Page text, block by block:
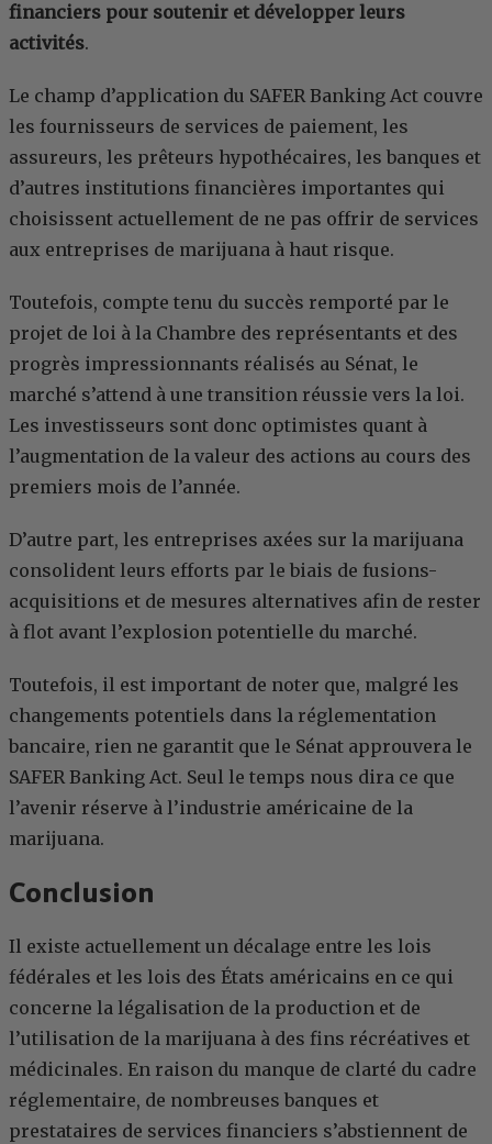
financiers pour soutenir et développer leurs
activités.
Le champ d’application du SAFER Banking Act couvre
les fournisseurs de services de paiement, les
assureurs, les prêteurs hypothécaires, les banques et
d’autres institutions financières importantes qui
choisissent actuellement de ne pas offrir de services
aux entreprises de marijuana à haut risque.
Toutefois, compte tenu du succès remporté par le
projet de loi à la Chambre des représentants et des
progrès impressionnants réalisés au Sénat, le
marché s’attend à une transition réussie vers la loi.
Les investisseurs sont donc optimistes quant à
l’augmentation de la valeur des actions au cours des
premiers mois de l’année.
D’autre part, les entreprises axées sur la marijuana
consolident leurs efforts par le biais de fusions-
acquisitions et de mesures alternatives afin de rester
à flot avant l’explosion potentielle du marché.
Toutefois, il est important de noter que, malgré les
changements potentiels dans la réglementation
bancaire, rien ne garantit que le Sénat approuvera le
SAFER Banking Act. Seul le temps nous dira ce que
l’avenir réserve à l’industrie américaine de la
marijuana.
Conclusion
Il existe actuellement un décalage entre les lois
fédérales et les lois des États américains en ce qui
concerne la légalisation de la production et de
l’utilisation de la marijuana à des fins récréatives et
médicinales. En raison du manque de clarté du cadre
réglementaire, de nombreuses banques et
prestataires de services financiers s’abstiennent de